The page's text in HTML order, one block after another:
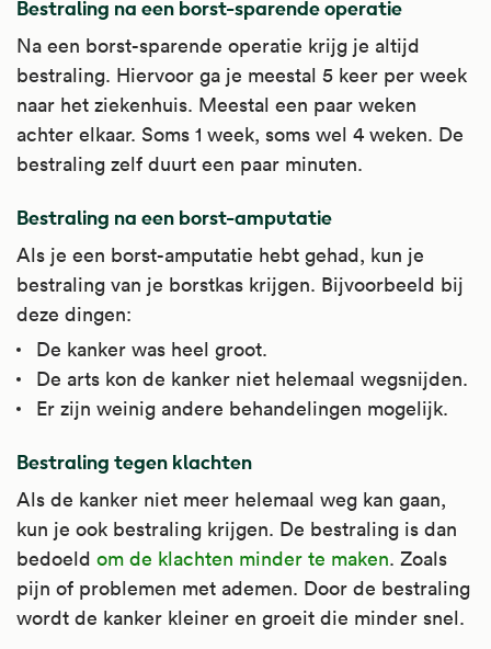
Bestraling na een borst-sparende operatie
Na een borst-sparende operatie krijg je altijd
bestraling. Hiervoor ga je meestal 5 keer per week
naar het ziekenhuis. Meestal een paar weken
achter elkaar. Soms 1 week, soms wel 4 weken. De
bestraling zelf duurt een paar minuten.
Bestraling na een borst-amputatie
Als je een borst-amputatie hebt gehad, kun je
bestraling van je borstkas krijgen. Bijvoorbeeld bij
deze dingen:
De kanker was heel groot.
De arts kon de kanker niet helemaal wegsnijden.
Er zijn weinig andere behandelingen mogelijk.
Bestraling tegen klachten
Als de kanker niet meer helemaal weg kan gaan,
kun je ook bestraling krijgen. De bestraling is dan
bedoeld om de klachten minder te maken. Zoals
pijn of problemen met ademen. Door de bestraling
wordt de kanker kleiner en groeit die minder snel.